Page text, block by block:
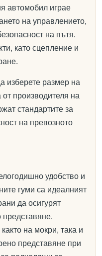
автомобил играе
на управлението,
на пътя.
като сцепление и
изберете размер на
производителя на
стандартите за
на превозното
удобство и
гуми са идеалният
да осигурят
на мокри, така и
представяне при